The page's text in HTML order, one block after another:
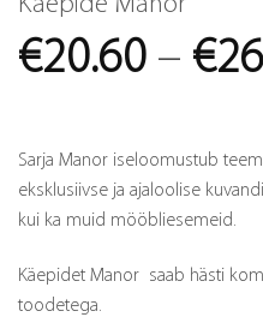
€20.60 – €
Sarja Manor iseloomustub
eksklusiivse ja ajaloolise
kui ka muid mööbliesemeid.
Käepidet Manor saab hästi
toodetega.